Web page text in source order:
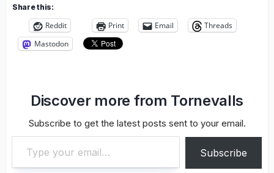
Share this:
Reddit Print Email
Threads
Mastodon
Discover more from Tornevalls
Subscribe to get the latest posts sent to your email.
Type your email…
Subscribe